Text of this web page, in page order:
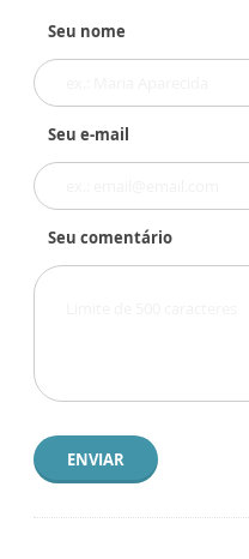
Seu nome
Seu e-mail
Seu comentário
ENVIAR